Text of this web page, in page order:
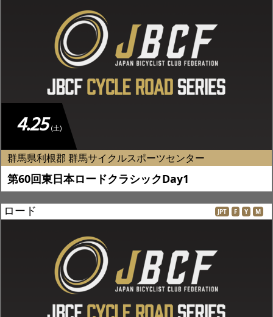
4.25 (土)
群馬県利根郡 群馬サイクルスポーツセンター
第60回東日本ロードクラシックDay1
ロード JPT F Y M